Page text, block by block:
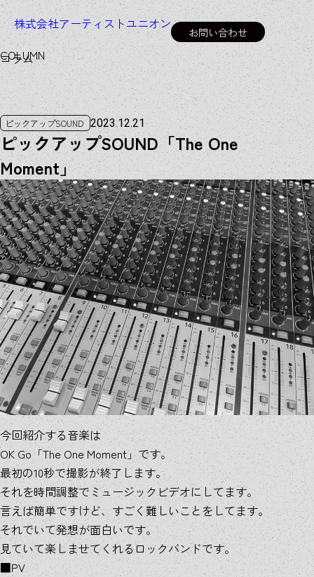
株式会社アーティストユニオン
お問い合わせ
コラム
COLUMN
ピックアップSOUND 2023.12.21
ピックアップSOUND「The One
Moment」
今回紹介する音楽は
OK Go「The One Moment」です。
最初の10秒で撮影が終了します。
それを時間調整でミュージックビデオにしてます。
言えば簡単ですけど、すごく難しいことをしてます。
それでいて発想が面白いです。
見ていて楽しませてくれるロックバンドです。
■PV